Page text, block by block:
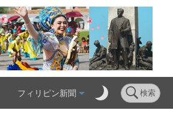
フィリピン新聞 検索